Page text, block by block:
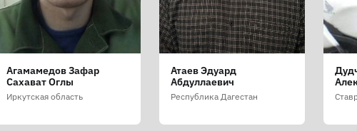
Агамамедов Зафар
Сахават Оглы
Иркутская область
Атаев Эдуард
Абдуллаевич
Республика Дагестан